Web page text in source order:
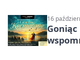
16